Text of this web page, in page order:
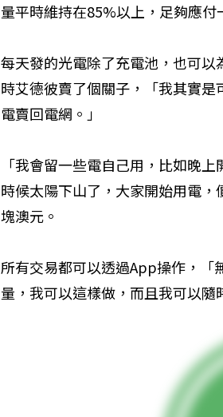
量平時維持在85%以上，足夠應付
每天發的光電除了充電池，也可
時艾德彼賣了個關子，「我其實
電賣回電網。」
「我會留一些電自己用，比如晚
時候太陽下山了，大家開始用電
塊澳元。
所有交易都可以透過App操作，「
量，我可以這樣做，而且我可以